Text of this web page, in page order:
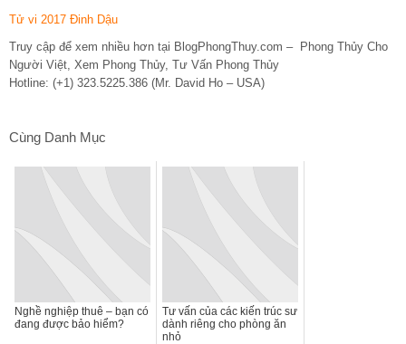
Tử vi 2017 Đinh Dậu
Truy cập để xem nhiều hơn tại BlogPhongThuy.com – Phong Thủy Cho
Người Việt, Xem Phong Thủy, Tư Vấn Phong Thủy
Hotline: (+1) 323.5225.386 (Mr. David Ho – USA)
Cùng Danh Mục
Nghề nghiệp thuê – bạn có
đang được bảo hiểm?
Tư vấn của các kiến trúc sư
dành riêng cho phòng ăn
nhỏ